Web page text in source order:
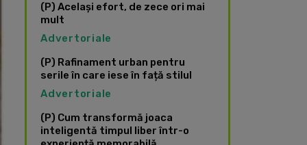
(P) Același efort, de zece ori mai
mult
Advertoriale
(P) Rafinament urban pentru
serile în care iese în față stilul
Advertoriale
(P) Cum transformă joaca
inteligentă timpul liber într-o